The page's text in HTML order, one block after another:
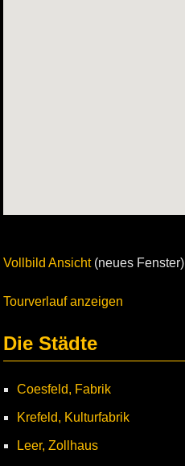
Vollbild Ansicht(neues Fenster)
Tourverlauf anzeigen
Die Städte
Coesfeld, Fabrik
Krefeld, Kulturfabrik
Leer, Zollhaus